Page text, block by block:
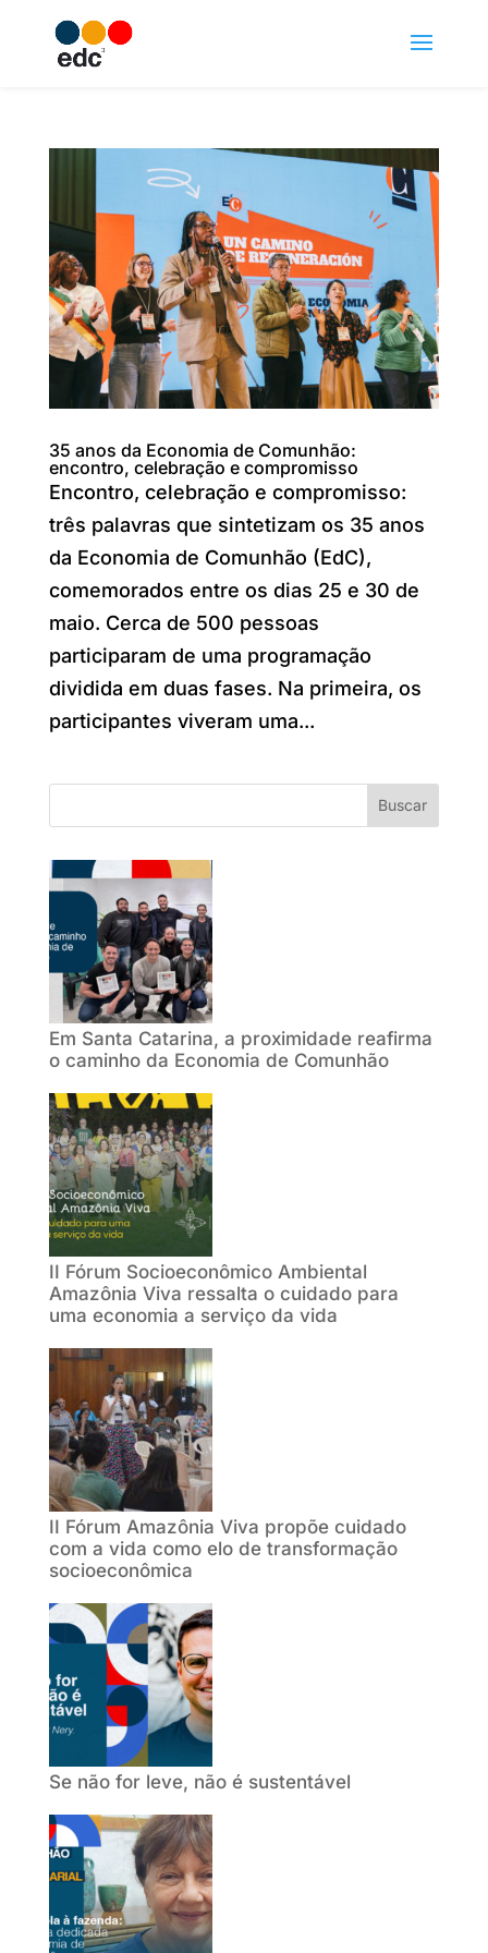
35 anos da Economia de Comunhão:
encontro, celebração e compromisso
Encontro, celebração e compromisso:
três palavras que sintetizam os 35 anos
da Economia de Comunhão (EdC),
comemorados entre os dias 25 e 30 de
maio. Cerca de 500 pessoas
participaram de uma programação
dividida em duas fases. Na primeira, os
participantes viveram uma...
Buscar
Em Santa Catarina, a proximidade reafirma
o caminho da Economia de Comunhão
II Fórum Socioeconômico Ambiental
Amazônia Viva ressalta o cuidado para
uma economia a serviço da vida
II Fórum Amazônia Viva propõe cuidado
com a vida como elo de transformação
socioeconômica
Se não for leve, não é sustentável